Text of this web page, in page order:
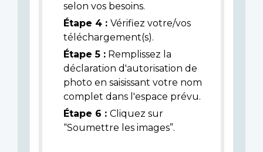
selon vos besoins.
Étape 4 : Vérifiez votre/vos
téléchargement(s).
Étape 5 : Remplissez la
déclaration d'autorisation de
photo en saisissant votre nom
complet dans l'espace prévu.
Étape 6 : Cliquez sur
“Soumettre les images”.